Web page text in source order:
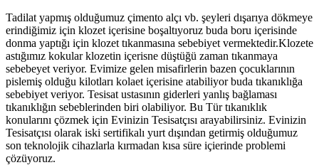
Tadilat yapmış olduğumuz çimento alçı vb. şeyleri dışarıya dökmeye
erindiğimiz için klozet içerisine boşaltıyoruz buda boru içerisinde
donma yaptığı için klozet tıkanmasına sebebiyet vermektedir.Klozete
astığımız kokular klozetin içerisne düştüğü zaman tıkanmaya
sebebeyet veriyor. Evimize gelen misafirlerin bazen çocuklarının
pislemiş olduğu kilotları kolaet içerisine atabiliyor buda tıkanıklığa
sebebiyet veriyor. Tesisat ustasının giderleri yanlış bağlaması
tıkanıklığın sebeblerinden biri olabiliyor. Bu Tür tıkanıklık
konularını çözmek için Evinizin Tesisatçısı arayabilirsiniz. Evinizin
Tesisatçısı olarak iski sertifikalı yurt dışından getirmiş olduğumuz
son teknolojik cihazlarla kırmadan kısa süre içierinde problemi
çözüyoruz.